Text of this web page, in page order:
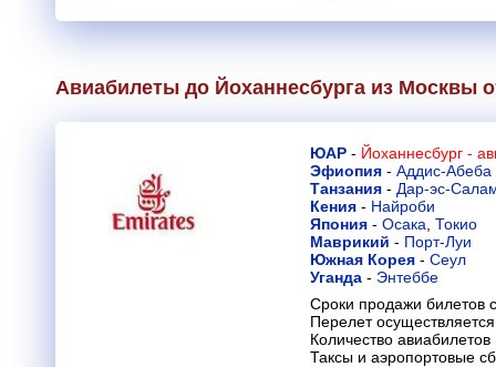
Авиабилеты до Йоханнесбурга из Москвы
ЮАР - Йоханнесбург -
Эфиопия - Аддис-Абеба
Танзания - Дар-эс-
Кения - Найроби
Япония - Осака Токио
Маврикий - Порт-Луи
Южная Корея - Сеул
Уганда - Энтеббе
Сроки продажи билетов
Перелет
Количество
Таксы и аэропортовые